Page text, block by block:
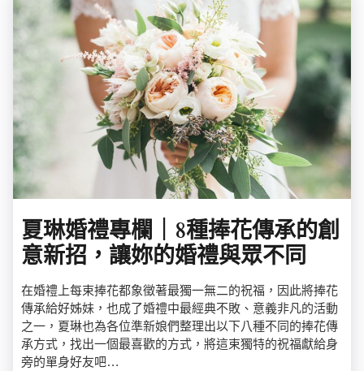
夏琳婚禮專欄｜8種捧花傳承的創
意新招，讓妳的婚禮與眾不同
在婚禮上每束捧花都象徵著最獨一無二的祝福，因此將捧花
傳承給好姊妹，也成了婚禮中最經典不敗、意義非凡的活動
之一，夏琳也為各位準新娘們整理出以下八種不同的捧花傳
承方式，找出一個最喜歡的方式，將這束獨特的祝福獻給身
旁的單身好友吧…